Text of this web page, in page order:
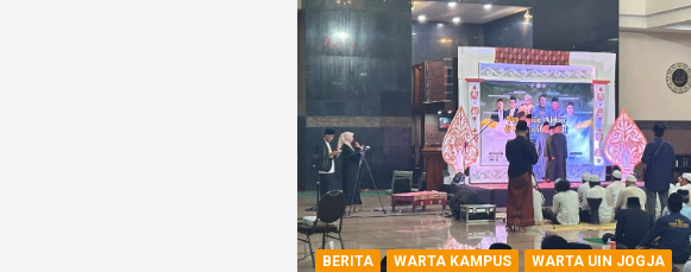
BERITA WARTA KAMPUS WARTA UIN JOGJA